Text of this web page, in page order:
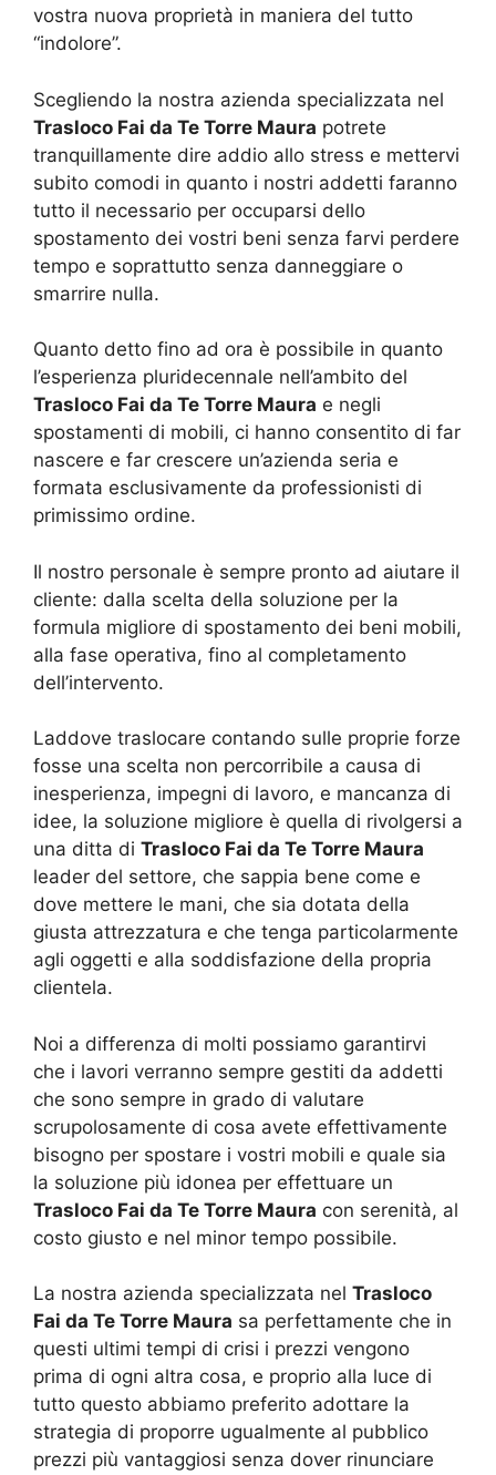
vostra nuova proprietà in maniera del tutto
“indolore”.
Scegliendo la nostra azienda specializzata nel
Trasloco Fai da Te Torre Maura potrete
tranquillamente dire addio allo stress e mettervi
subito comodi in quanto i nostri addetti faranno
tutto il necessario per occuparsi dello
spostamento dei vostri beni senza farvi perdere
tempo e soprattutto senza danneggiare o
smarrire nulla.
Quanto detto fino ad ora è possibile in quanto
l’esperienza pluridecennale nell’ambito del
Trasloco Fai da Te Torre Maura e negli
spostamenti di mobili, ci hanno consentito di far
nascere e far crescere un’azienda seria e
formata esclusivamente da professionisti di
primissimo ordine.
Il nostro personale è sempre pronto ad aiutare il
cliente: dalla scelta della soluzione per la
formula migliore di spostamento dei beni mobili,
alla fase operativa, fino al completamento
dell’intervento.
Laddove traslocare contando sulle proprie forze
fosse una scelta non percorribile a causa di
inesperienza, impegni di lavoro, e mancanza di
idee, la soluzione migliore è quella di rivolgersi a
una ditta di Trasloco Fai da Te Torre Maura
leader del settore, che sappia bene come e
dove mettere le mani, che sia dotata della
giusta attrezzatura e che tenga particolarmente
agli oggetti e alla soddisfazione della propria
clientela.
Noi a differenza di molti possiamo garantirvi
che i lavori verranno sempre gestiti da addetti
che sono sempre in grado di valutare
scrupolosamente di cosa avete effettivamente
bisogno per spostare i vostri mobili e quale sia
la soluzione più idonea per effettuare un
Trasloco Fai da Te Torre Maura con serenità, al
costo giusto e nel minor tempo possibile.
La nostra azienda specializzata nel Trasloco
Fai da Te Torre Maura sa perfettamente che in
questi ultimi tempi di crisi i prezzi vengono
prima di ogni altra cosa, e proprio alla luce di
tutto questo abbiamo preferito adottare la
strategia di proporre ugualmente al pubblico
prezzi più vantaggiosi senza dover rinunciare